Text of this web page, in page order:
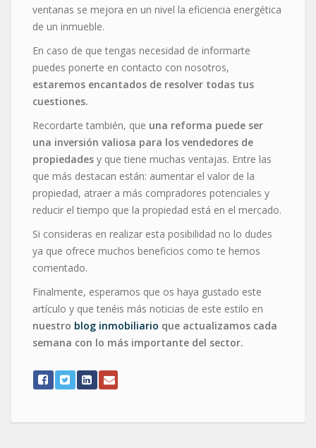
ventanas se mejora en un nivel la eficiencia energética
de un inmueble.
En caso de que tengas necesidad de informarte
puedes ponerte en contacto con nosotros,
estaremos encantados de resolver todas tus
cuestiones.
Recordarte también, que una reforma puede ser
una inversión valiosa para los vendedores de
propiedades y que tiene muchas ventajas. Entre las
que más destacan están: aumentar el valor de la
propiedad, atraer a más compradores potenciales y
reducir el tiempo que la propiedad está en el mercado.
Si consideras en realizar esta posibilidad no lo dudes
ya que ofrece muchos beneficios como te hemos
comentado.
Finalmente, esperamos que os haya gustado este
artículo y que tenéis más noticias de este estilo en
nuestro blog inmobiliario que actualizamos cada
semana con lo más importante del sector.